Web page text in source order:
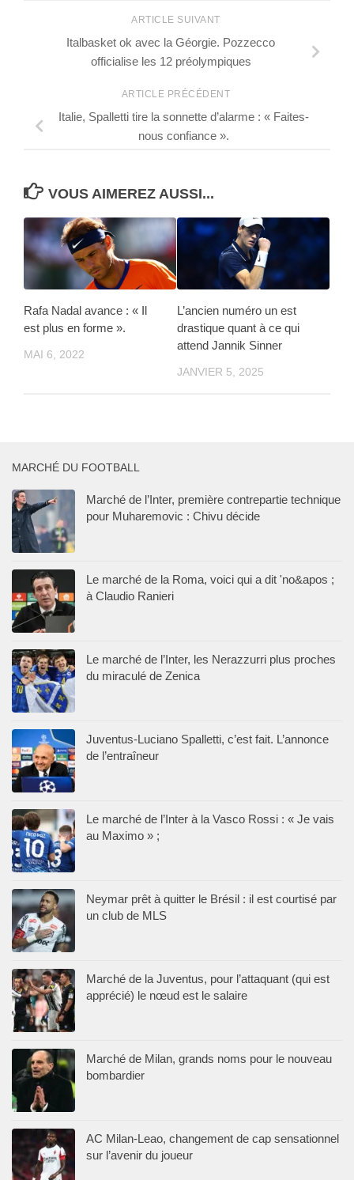
ARTICLE SUIVANT
Italbasket ok avec la Géorgie. Pozzecco
officialise les 12 préolympiques
ARTICLE PRÉCÉDENT
Italie, Spalletti tire la sonnette d’alarme : « Faites-
nous confiance ».
VOUS AIMEREZ AUSSI...
Rafa Nadal avance : « Il
est plus en forme ».
MAI 6, 2022
L’ancien numéro un est
drastique quant à ce qui
attend Jannik Sinner
JANVIER 5, 2025
MARCHÉ DU FOOTBALL
Marché de l’Inter, première contrepartie technique
pour Muharemovic : Chivu décide
Le marché de la Roma, voici qui a dit 'no&apos ;
à Claudio Ranieri
Le marché de l’Inter, les Nerazzurri plus proches
du miraculé de Zenica
Juventus-Luciano Spalletti, c’est fait. L’annonce
de l’entraîneur
Le marché de l’Inter à la Vasco Rossi : « Je vais
au Maximo » ;
Neymar prêt à quitter le Brésil : il est courtisé par
un club de MLS
Marché de la Juventus, pour l’attaquant (qui est
apprécié) le nœud est le salaire
Marché de Milan, grands noms pour le nouveau
bombardier
AC Milan-Leao, changement de cap sensationnel
sur l’avenir du joueur